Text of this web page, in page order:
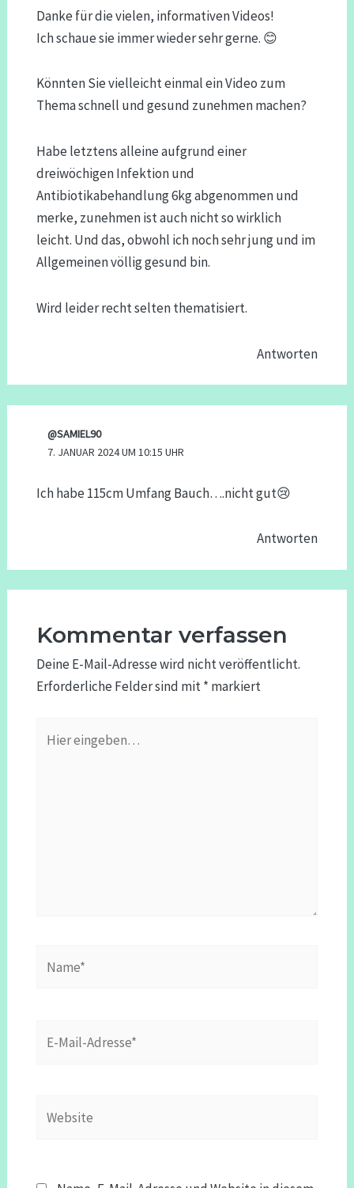
Danke für die vielen, informativen Videos!
Ich schaue sie immer wieder sehr gerne. 😊
Könnten Sie vielleicht einmal ein Video zum
Thema schnell und gesund zunehmen machen?
Habe letztens alleine aufgrund einer
dreiwöchigen Infektion und
Antibiotikabehandlung 6kg abgenommen und
merke, zunehmen ist auch nicht so wirklich
leicht. Und das, obwohl ich noch sehr jung und im
Allgemeinen völlig gesund bin.
Wird leider recht selten thematisiert.
Antworten
@SAMIEL90
7. JANUAR 2024 UM 10:15 UHR
Ich habe 115cm Umfang Bauch….nicht gut😢
Antworten
Kommentar verfassen
Deine E-Mail-Adresse wird nicht veröffentlicht.
Erforderliche Felder sind mit* markiert
eingeben…
Mail-